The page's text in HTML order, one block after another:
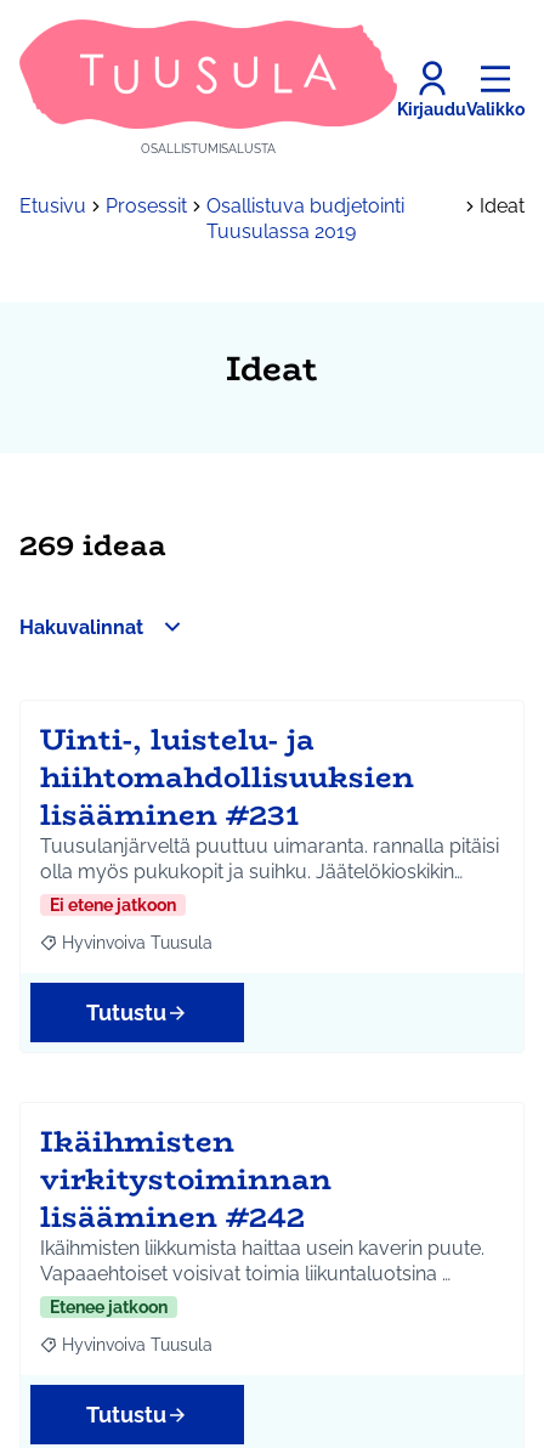
OSALLISTUMISALUSTA
KirjauduValikko
Etusivu Prosessit
Osallistuva budjetointi
Tuusulassa 2019
Ideat
Ideat
269 ideaa
Hakuvalinnat
−
Uinti-, luistelu- ja
hiihtomahdollisuuksien
lisääminen #231
Tuusulanjärveltä puuttuu uimaranta. rannalla pitäisi
olla myös pukukopit ja suihku. Jäätelökioskikin…
Ei etene jatkoon
Rajaa tulokset aihepiirin mukaan: Hyvinvoiva Tuusula
Hyvinvoiva Tuusula
Tutustu
Ikäihmisten
virkitystoiminnan
lisääminen #242
Ikäihmisten liikkumista haittaa usein kaverin puute.
Vapaaehtoiset voisivat toimia liikuntaluotsina …
Etenee jatkoon
Rajaa tulokset aihepiirin mukaan: Hyvinvoiva Tuusula
Hyvinvoiva Tuusula
Tutustu